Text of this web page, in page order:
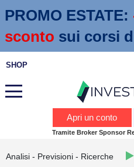
PROMO ESTATE:
sconto sui corsi
SHOP
Apri un conto
Tramite Broker Sponsor
Analisi - Previsioni - Ricerche